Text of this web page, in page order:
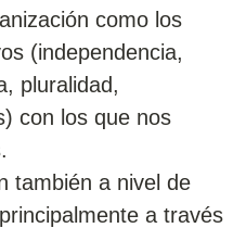
como los
(independencia,
pluralidad,
con los que nos
también a nivel de
a través